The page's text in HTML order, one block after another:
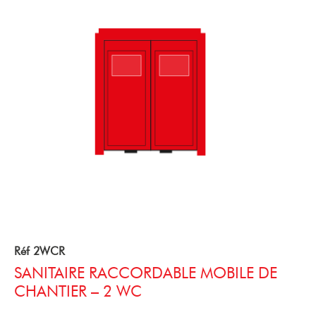
Réf 2WCR
SANITAIRE RACCORDABLE MOBILE DE
CHANTIER – 2 WC